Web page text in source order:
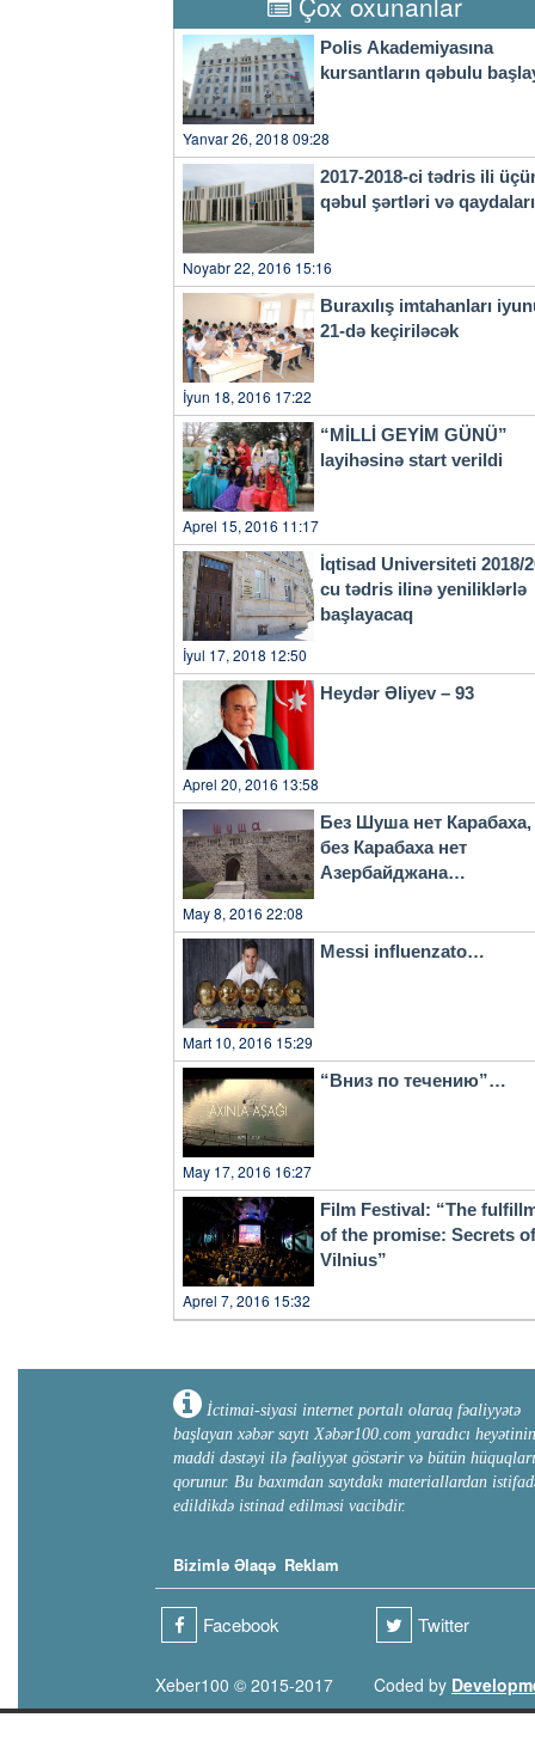
un mesetto". Un'arma in più
Marchisio uno dei tre
all'ultimo, concorda il
questi anni ed è cresciuto
Nonostante la testa dei
Fiorentina, seguita dal
dei compagni c'è sempre
ancora di attività
il secondo di Buffon, il
scherzoso al suo capitano:
faceto, Szczesny ha speso
grandissimo portiere, un
Polis Akademiyasına
kursantların qəbulu
Yanvar 26, 2018 09:28
2017-2018-ci tədris ili
qəbul şərtləri və
Noyabr 22, 2016 15:16
Buraxılış imtahanları
21-də keçiriləcək
İyun 18, 2016 17:22
“MİLLİ GEYİM GÜNÜ”
layihəsinə start verildi
Aprel 15, 2016 11:17
İqtisad Universiteti 2018/
cu tədris ilinə yeniliklərlə
başlayacaq
İyul 17, 2018 12:50
Heydər Əliyev – 93
Aprel 20, 2016 13:58
Без Шуша нет Карабаха,
без Карабаха нет
Азербайджана…
May 8, 2016 22:08
Messi influenzato…
Mart 10, 2016 15:29
“Вниз по течению”…
May 17, 2016 16:27
Film Festival: “The
of the promise: Secrets of
Vilnius”
Aprel 7, 2016 15:32
İctimai-siyasi internet portalı olaraq fəaliyyətə
başlayan xəbər saytı Xəbər100.com yaradıcı heyətinin
maddi dəstəyi ilə fəaliyyət göstərir və bütün hüquqları
qorunur. Bu baxımdan saytdakı materiallardan
edildikdə istinad edilməsi vacibdir.
Bizimlə Əlaqə Reklam
Facebook Twitter
Xeber100 © 2015-2017 Coded by